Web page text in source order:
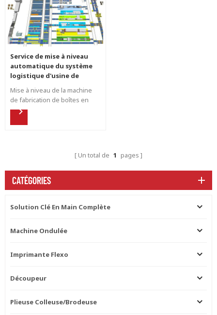
Service de mise à niveau
automatique du système
logistique d'usine de
Mise à niveau de la machine
de fabrication de boîtes en
carton ondulé Ajouter le
réduire le chariot élévateur
sûr
Un total de 1 pages
CATÉGORIES
Solution Clé En Main Complète
Machine Ondulée
Imprimante Flexo
Découpeur
Plieuse Colleuse/brodeuse